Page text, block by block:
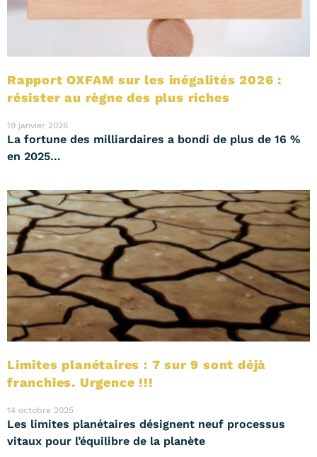
Rapport OXFAM sur les inégalités 2026 :
résister au règne des plus riches
19 janvier 2026
La fortune des milliardaires a bondi de plus de 16 %
en 2025…
Limites planétaires : 7 sur 9 sont déjà
franchies. Urgence !!!
14 octobre 2025
Les limites planétaires désignent neuf processus
vitaux pour l’équilibre de la planète